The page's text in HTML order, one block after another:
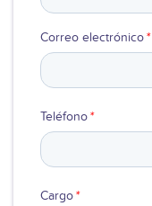
Correo electrónico*
Teléfono*
Cargo*